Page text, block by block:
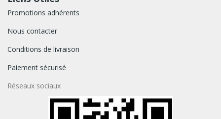
Promotions adhérents
Nous contacter
Conditions de livraison
Paiement sécurisé
Réseaux sociaux